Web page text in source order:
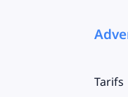
Tarifs